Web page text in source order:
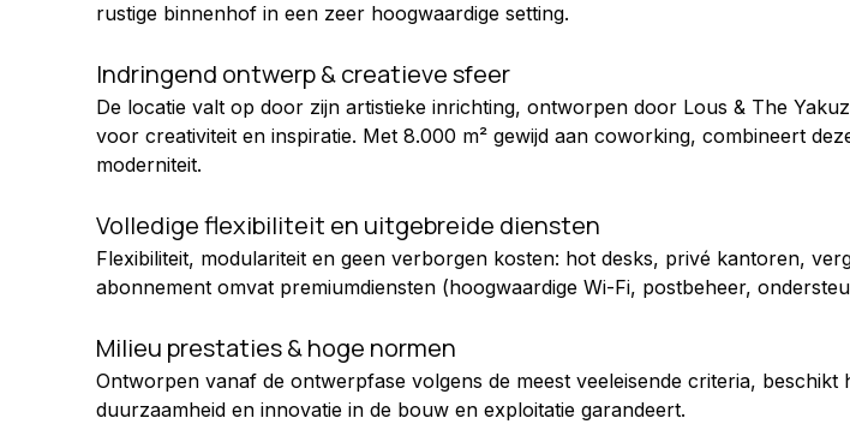
rustige binnenhof in een zeer hoogwaardige setting.
Indringend ontwerp & creatieve sfeer
De locatie valt op door zijn artistieke inrichting, ontworpen door Lous & The
voor creativiteit en inspiratie. Met 8.000 m² gewijd aan coworking, combineert
moderniteit.
Volledige flexibiliteit en uitgebreide diensten
Flexibiliteit, modulariteit en geen verborgen kosten: hot desks, privé kantoren,
abonnement omvat premiumdiensten (hoogwaardige Wi-Fi, postbeheer,
Milieu prestaties & hoge normen
Ontworpen vanaf de ontwerpfase volgens de meest veeleisende criteria, beschikt
duurzaamheid en innovatie in de bouw en exploitatie garandeert.